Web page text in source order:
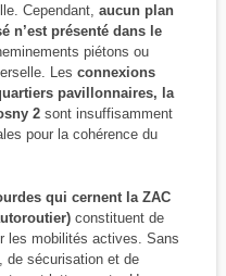
Cependant, aucun plan
n’est présenté dans le
piétons ou
Les connexions
pavillonnaires, la
2sont insuffisamment
pour la cohérence du
qui cernent la ZAC
constituent de
les mobilités actives. Sans
de sécurisation et de